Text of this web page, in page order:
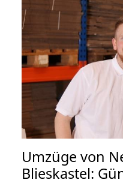
Umzüge von
Blieskastel: